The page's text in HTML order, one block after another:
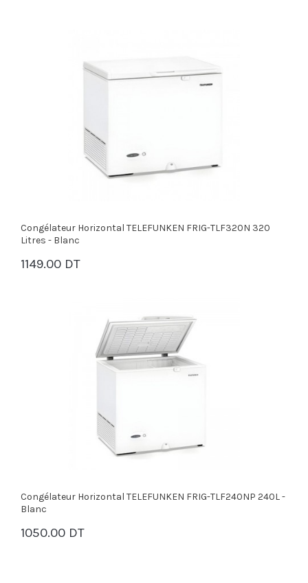
Congélateur Horizontal TELEFUNKEN FRIG-TLF320N 320
Litres - Blanc
1149.00 DT
PANIER
Congélateur Horizontal TELEFUNKEN FRIG-TLF240NP 240L -
Blanc
1050.00 DT
PANIER